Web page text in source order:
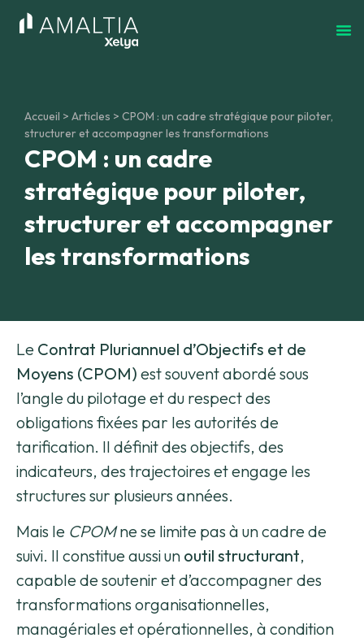
Accueil > Articles > CPOM : un cadre stratégique pour piloter,
structurer et accompagner les transformations
CPOM : un cadre
stratégique pour piloter,
structurer et accompagner
les transformations
Le Contrat Pluriannuel d’Objectifs et de
Moyens (CPOM) est souvent abordé sous
l’angle du pilotage et du respect des
obligations fixées par les autorités de
tarification. Il définit des objectifs, des
indicateurs, des trajectoires et engage les
structures sur plusieurs années.
Mais le CPOMne se limite pas à un cadre de
suivi. Il constitue aussi un outil structurant,
capable de soutenir et d’accompagner des
transformations organisationnelles,
managériales et opérationnelles, à condition